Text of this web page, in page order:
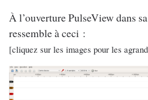
À l’ouverture PulseView dans
ressemble à ceci :
[cliquez sur les images pour les